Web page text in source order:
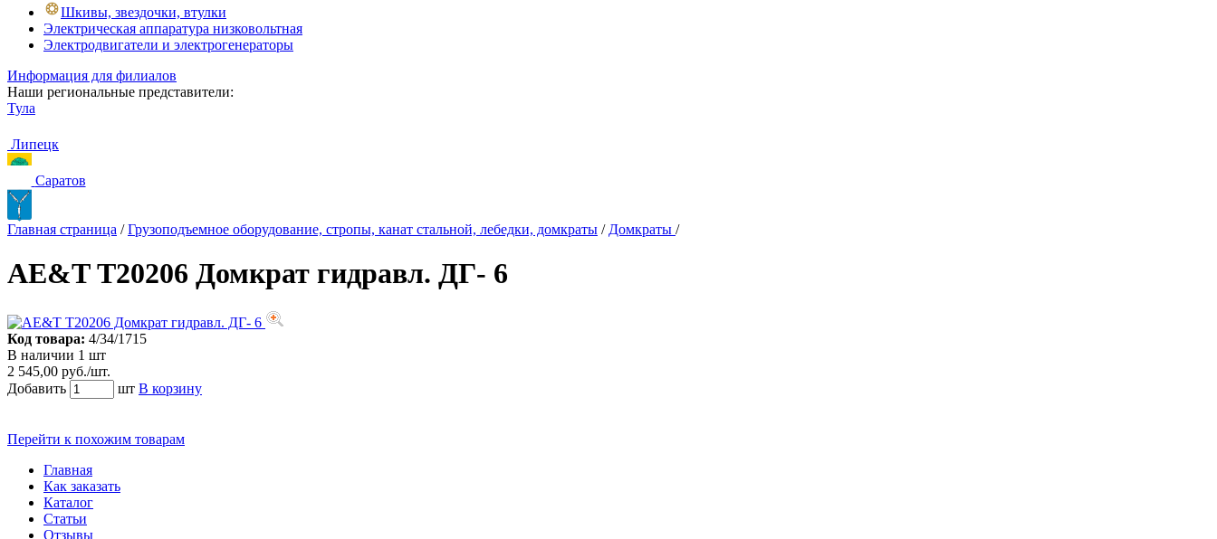
Шкивы, звездочки, втулки
Электрическая аппаратура низковольтная
Электродвигатели и электрогенераторы
Информация для филиалов
Наши региональные представители:
Тула
Липецк
Саратов
Главная страница / Грузоподъемное оборудование, стропы, канат стальной, лебедки, домкраты / Домкраты /
AE&T Т20206 Домкрат гидравл. ДГ- 6
Код товара: 4/34/1715
В наличии 1 шт
2 545,00 руб./шт.
Добавить
шт В корзину
Перейти к похожим товарам
Главная
Как заказать
Каталог
Статьи
Отзывы